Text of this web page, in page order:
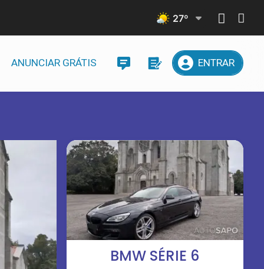
27º
ANUNCIAR GRÁTIS ENTRAR
BMW SÉRIE 6